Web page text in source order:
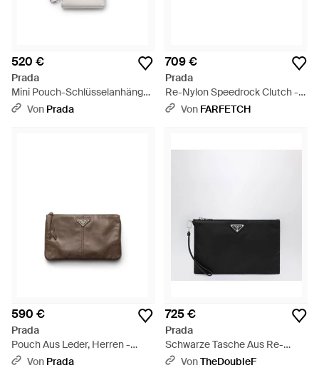
520 €
Prada
Mini Pouch-Schlüsselanhänger
Aus Saffiano Leder, Herren -
Von Prada
709 €
Prada
Re-Nylon Speedrock Clutch -
Schwarz
Von FARFETCH
590 €
Prada
Pouch Aus Leder, Herren -
Braun
Von Prada
725 €
Prada
Schwarze Tasche Aus Re-
Nylon Und Saffiano - Schwarz
VonTheDoubleF